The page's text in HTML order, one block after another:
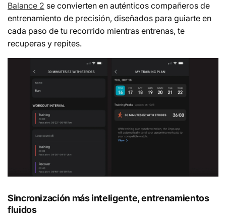
Balance 2 se convierten en auténticos compañeros de
entrenamiento de precisión, diseñados para guiarte en
cada paso de tu recorrido mientras entrenas, te
recuperas y repites.
Sincronización más inteligente, entrenamientos
fluidos